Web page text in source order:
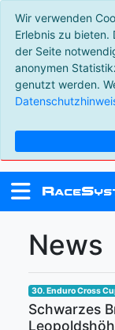
Wir verwenden
Erlebnis zu bieten.
der Seite
anonymen
genutzt werden.
RaceS
News
30. Enduro Cross
Schwarzes